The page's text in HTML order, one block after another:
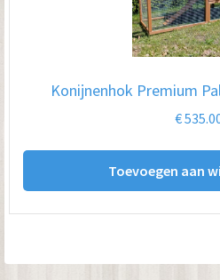
Konijnenhok Premium
€
Toevoegen aan